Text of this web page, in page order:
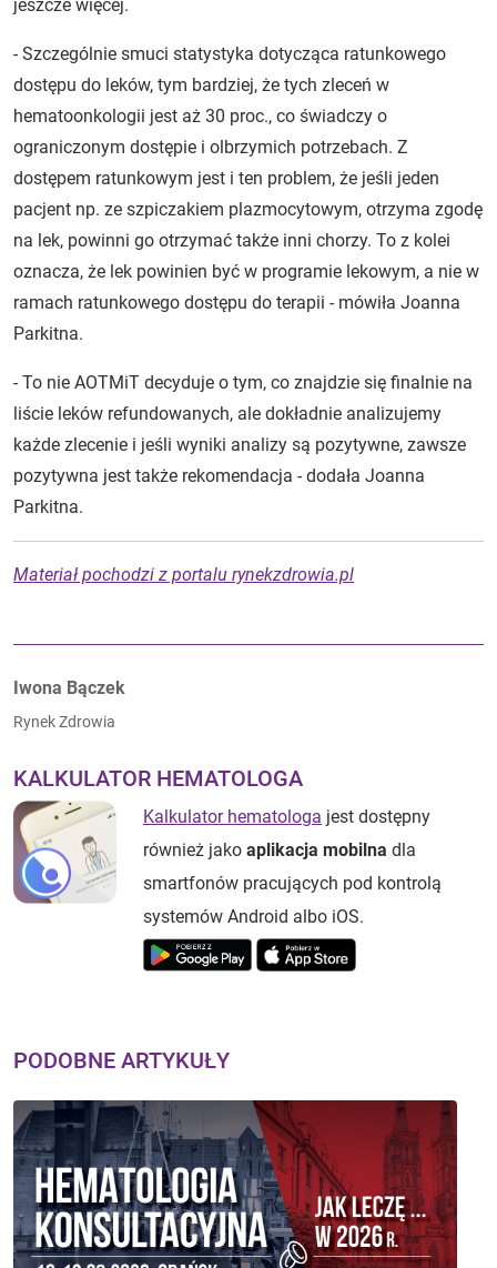
jeszcze więcej.
- Szczególnie smuci statystyka dotycząca ratunkowego
dostępu do leków, tym bardziej, że tych zleceń w
hematoonkologii jest aż 30 proc., co świadczy o
ograniczonym dostępie i olbrzymich potrzebach. Z
dostępem ratunkowym jest i ten problem, że jeśli jeden
pacjent np. ze szpiczakiem plazmocytowym, otrzyma zgodę
na lek, powinni go otrzymać także inni chorzy. To z kolei
oznacza, że lek powinien być w programie lekowym, a nie w
ramach ratunkowego dostępu do terapii - mówiła Joanna
Parkitna.
- To nie AOTMiT decyduje o tym, co znajdzie się finalnie na
liście leków refundowanych, ale dokładnie analizujemy
każde zlecenie i jeśli wyniki analizy są pozytywne, zawsze
pozytywna jest także rekomendacja - dodała Joanna
Parkitna.
Materiał pochodzi z portalu rynekzdrowia.pl
Autorzy:
Iwona Bączek
Rynek Zdrowia
KALKULATOR HEMATOLOGA
Kalkulator hematologa jest dostępny
również jako aplikacja mobilna dla
smartfonów pracujących pod kontrolą
systemów Android albo iOS.
PODOBNE ARTYKUŁY